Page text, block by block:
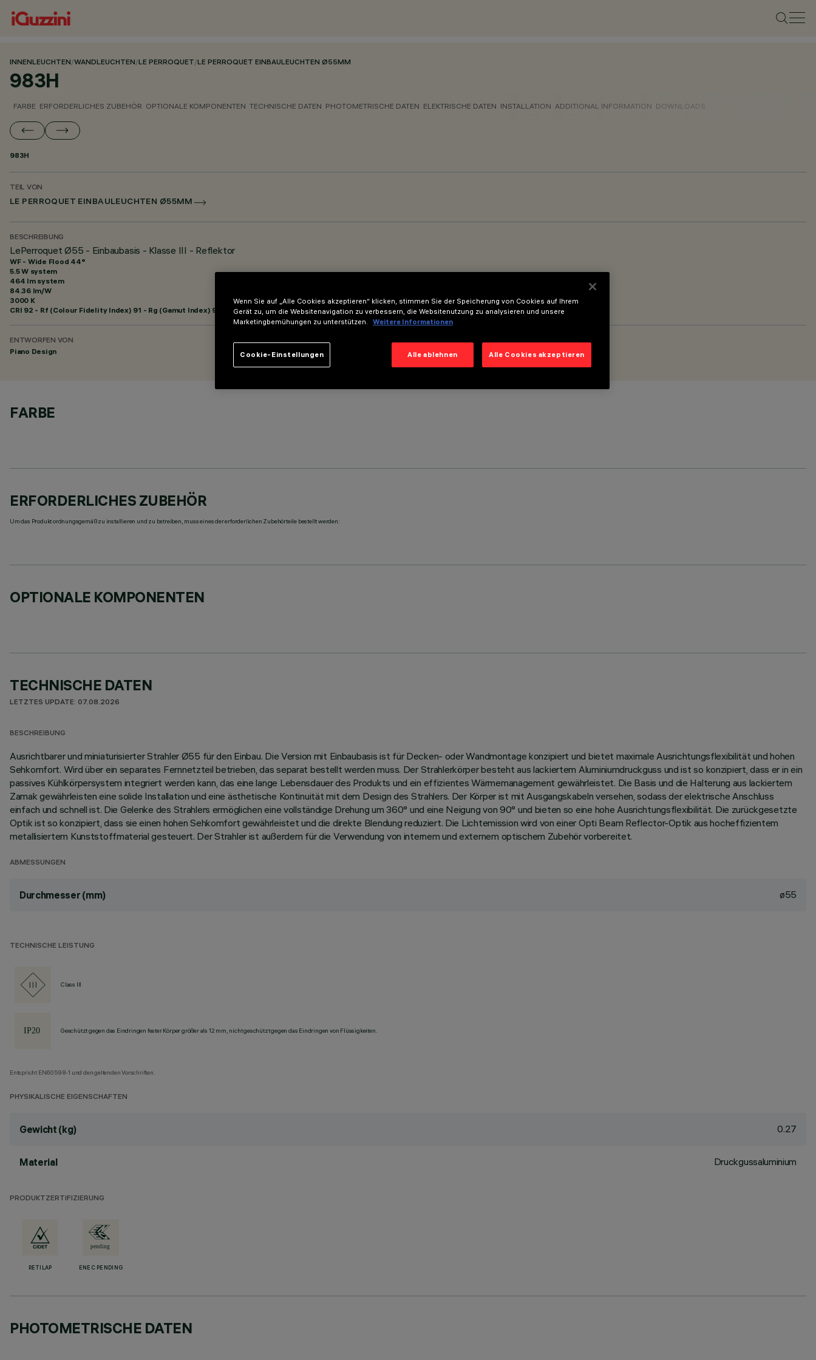
INNENLEUCHTEN/WANDLEUCHTEN/LE PERROQUET/LE PERROQUET EINBAULEUCHTEN Ø55MM
983H
FARBE ERFORDERLICHES ZUBEHÖR OPTIONALE KOMPONENTEN TECHNISCHE DATEN PHOTOMETRISCHE DATEN ELEKTRISCHE DATEN INSTALLATION ADDITIONAL INFORMATION DOWNLOADS
983H
TEIL VON
LE PERROQUET EINBAULEUCHTEN Ø55MM
BESCHREIBUNG
LePerroquet Ø55 - Einbaubasis - Klasse III - Reflektor
WF - Wide Flood 44°
5.5 W system
464 lm system
84.36 lm/W
3000 K
CRI 92 - Rf (Colour Fidelity Index) 91 - Rg (Gamut Index) 99
ENTWORFEN VON
Piano Design
FARBE
ERFORDERLICHES ZUBEHÖR
Um das Produkt ordnungsgemäß zu installieren und zu betreiben, muss eines der erforderlichen Zubehörteile bestellt werden:
OPTIONALE KOMPONENTEN
TECHNISCHE DATEN
LETZTES UPDATE: 07.08.2026
BESCHREIBUNG
Ausrichtbarer und miniaturisierter Strahler Ø55 für den Einbau. Die Version mit Einbaubasis ist für Decken- oder Wandmontage konzipiert und bietet maximale Ausrichtungsflexibilität und hohen
Sehkomfort. Wird über ein separates Fernnetzteil betrieben, das separat bestellt werden muss. Der Strahlerkörper besteht aus lackiertem Aluminiumdruckguss und ist so konzipiert, dass er in ein
passives Kühlkörpersystem integriert werden kann, das eine lange Lebensdauer des Produkts und ein effizientes Wärmemanagement gewährleistet. Die Basis und die Halterung aus lackiertem
Zamak gewährleisten eine solide Installation und eine ästhetische Kontinuität mit dem Design des Strahlers. Der Körper ist mit Ausgangskabeln versehen, sodass der elektrische Anschluss
einfach und schnell ist. Die Gelenke des Strahlers ermöglichen eine vollständige Drehung um 360° und eine Neigung von 90° und bieten so eine hohe Ausrichtungsflexibilität. Die zurückgesetzte
Optik ist so konzipiert, dass sie einen hohen Sehkomfort gewährleistet und die direkte Blendung reduziert. Die Lichtemission wird von einer Opti Beam Reflector-Optik aus hocheffizientem
metallisiertem Kunststoffmaterial gesteuert. Der Strahler ist außerdem für die Verwendung von internem und externem optischem Zubehör vorbereitet.
ABMESSUNGEN
Durchmesser (mm) ø55
TECHNISCHE LEISTUNG
Class III
Geschützt gegen das Eindringen fester Körper größer als 12 mm, nicht geschützt gegen das Eindringen von Flüssigkeiten.
Entspricht EN60598-1 und den geltenden Vorschriften.
PHYSIKALISCHE EIGENSCHAFTEN
Gewicht (kg) 0.27
Material Druckgussaluminium
PRODUKTZERTIFIZIERUNG
RETILAP ENEC PENDING
PHOTOMETRISCHE DATEN
Wenn Sie auf „Alle Cookies akzeptieren“ klicken, stimmen Sie der Speicherung von Cookies auf Ihrem
Gerät zu, um die Websitenavigation zu verbessern, die Websitenutzung zu analysieren und unsere
Marketingbemühungen zu unterstützen.
Weitere Informationen
Alle ablehnen Alle Cookies akzeptieren
Cookie-Einstellungen